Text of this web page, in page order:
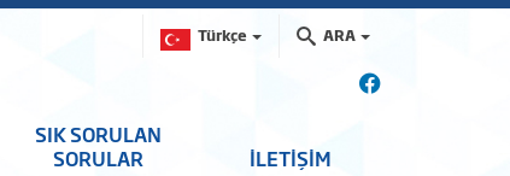
Türkçe ARA
SIK SORULAN
SORULAR
İLETİŞİM